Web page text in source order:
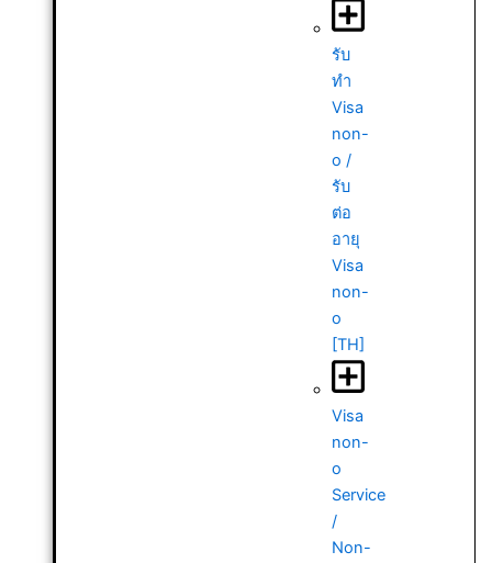
รับ
ทำ
Visa
non-
o /
รับ
ต่อ
อายุ
Visa
non-
o
[TH]
Visa
non-
o
Service
/
Non-